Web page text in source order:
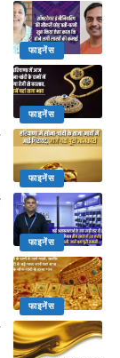
फाइनेंस
फाइनेंस
फाइनेंस
फाइनेंस
फाइनेंस